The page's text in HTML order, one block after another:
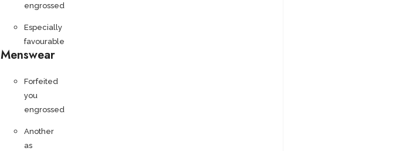
engrossed
Especially
favourable
Menswear
Forfeited
you
engrossed
Another
as